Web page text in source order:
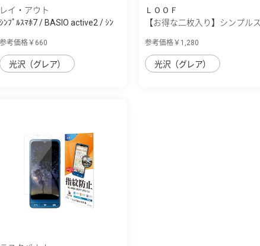
レイ・アウト
ｼﾝﾌﾟﾙｽﾏﾎ7 / BASIO active2 / ｼﾝ
参考価格￥660
光沢（グレア）
ＬＯＯＦ
【お得な二枚入り】シンプルス
参考価格￥1,280
光沢（グレア）